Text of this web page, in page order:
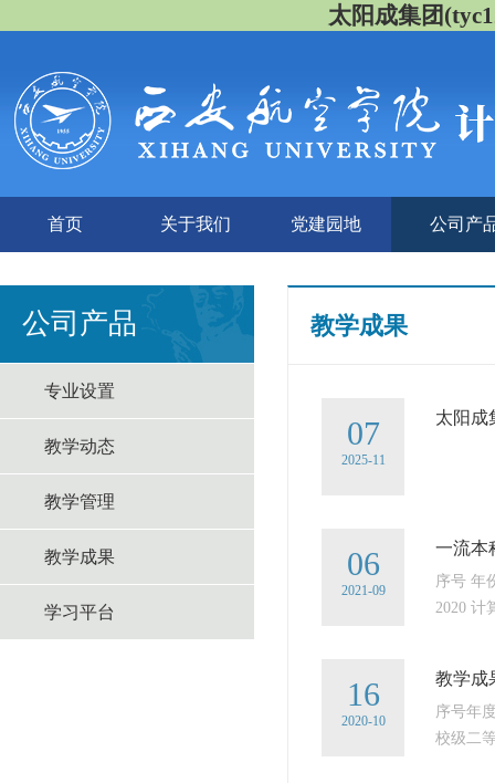
太阳成集团
首页 关于我们 党建园地 公司产
公司产品
专业设置
教学动态
教学管理
教学成果
学习平台
教学成果
07
2025-11
太阳成
06
2021-09
一流本
序号 年
2020 计
16
2020-10
教学成
序号年
校级二